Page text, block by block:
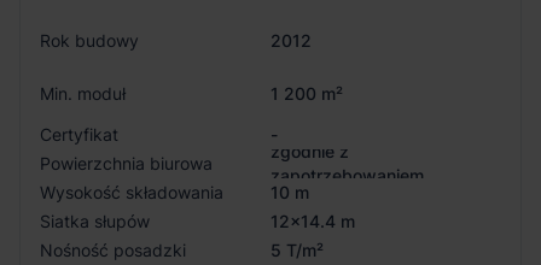
Rok budowy 2012
Min. moduł
1 200 m²
Certyfikat
-
Powierzchnia biurowa
zgodnie z
zapotrzebowaniem
Wysokość składowania
10 m
Siatka słupów
12x14.4 m
Nośność posadzki
5 T/m²